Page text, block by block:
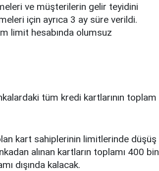
ve müşterilerin gelir teyidini
için ayrıca 3 ay süre verildi.
limit hesabında olumsuz
tüm kredi kartlarının toplam
kart sahiplerinin limitlerinde düşüş
alınan kartların toplamı 400 bin
dışında kalacak.